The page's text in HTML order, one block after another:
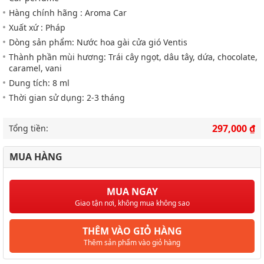
Hàng chính hãng : Aroma Car
Xuất xứ : Pháp
Dòng sản phẩm: Nước hoa gài cửa gió Ventis
Thành phần mùi hương: Trái cây ngọt, dâu tây, dứa, chocolate,
caramel, vani
Dung tích: 8 ml
Thời gian sử dụng: 2-3 tháng
Tổng tiền: 297,000 ₫
MUA HÀNG
MUA NGAY
Giao tận nơi, không mua không sao
THÊM VÀO GIỎ HÀNG
Thêm sản phẩm vào giỏ hàng